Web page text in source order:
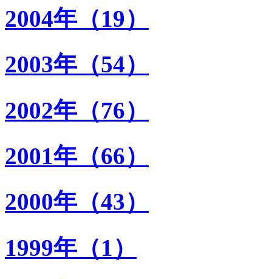
2004年（19）
2003年（54）
2002年（76）
2001年（66）
2000年（43）
1999年（1）